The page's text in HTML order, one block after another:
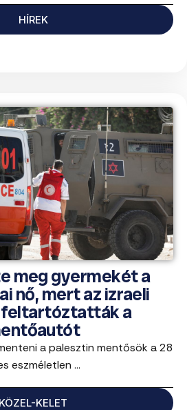
HÍREK
meg gyermekét a
nő, mert az izraeli
a
a palesztin mentősök a 28
eszméletlen ...
KÖZEL-KELET